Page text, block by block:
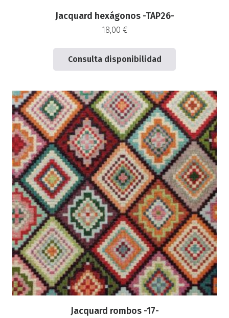
Jacquard hexágonos -TAP26-
18,00 €
Consulta disponibilidad
Jacquard rombos -17-